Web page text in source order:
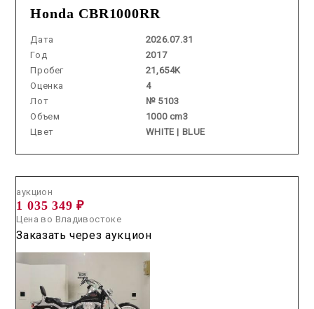
Honda CBR1000RR
Дата
2026.07.31
Год
2017
Пробег
21,654K
Оценка
4
Лот
№ 5103
Объем
1000 cm3
Цвет
WHITE | BLUE
аукцион
1 035 349 ₽
Цена во Владивостоке
Заказать через аукцион